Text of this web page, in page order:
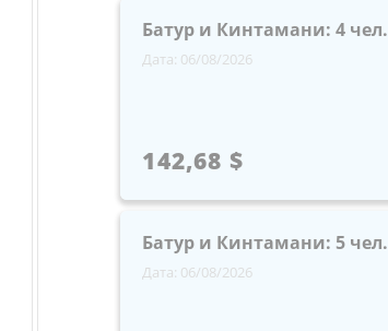
Батур и Кинтамани: 4 чел.
Дата: 06/08/2026
142,68 $
Батур и Кинтамани: 5 чел.
Дата: 06/08/2026